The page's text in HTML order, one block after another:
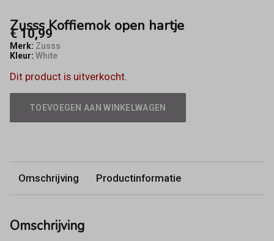
Zusss Koffiemok open hartje
€ 10,99
Merk: Zusss
Kleur: White
Dit product is uitverkocht.
TOEVOEGEN AAN WINKELWAGEN
Omschrijving Productinformatie
Omschrijving